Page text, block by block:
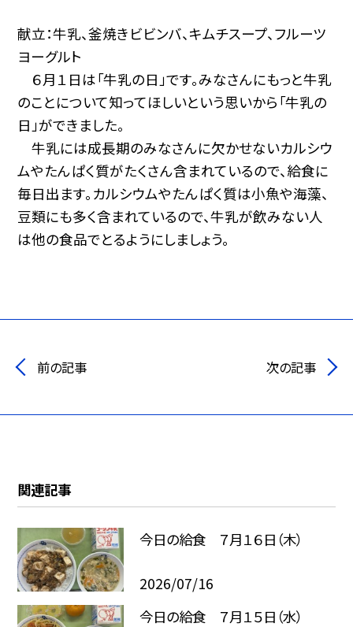
献立：牛乳、釜焼きビビンバ、キムチスープ、フルーツ
ヨーグルト
６月１日は「牛乳の日」です。みなさんにもっと牛乳
のことについて知ってほしいという思いから「牛乳の
日」ができました。
牛乳には成長期のみなさんに欠かせないカルシウ
ムやたんぱく質がたくさん含まれているので、給食に
毎日出ます。カルシウムやたんぱく質は小魚や海藻、
豆類にも多く含まれているので、牛乳が飲みない人
は他の食品でとるようにしましょう。
前の記事 次の記事
関連記事
今日の給食 ７月１６日（木）
2026/07/16
今日の給食 ７月１５日（水）